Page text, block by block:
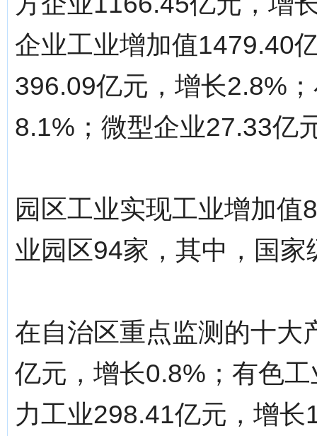
企业工业增加值1479.40
396.09亿元，增长2.8%
8.1%；微型企业27.33亿
园区工业实现工业增加
业园区94家，其中，国
在自治区重点监测的十大
亿元，增长0.8%；有色
力工业298.41亿元，增